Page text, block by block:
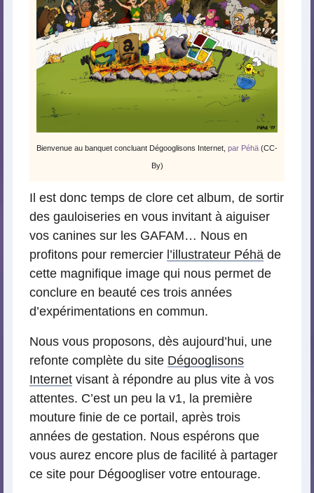
Bienvenue au banquet concluant Dégooglisons Internet, par Péhä (CC-
By)
Il est donc temps de clore cet album, de sortir
des gauloiseries en vous invitant à aiguiser
vos canines sur les GAFAM… Nous en
profitons pour remercier l’illustrateur Péhä de
cette magnifique image qui nous permet de
conclure en beauté ces trois années
d’expérimentations en commun.
Nous vous proposons, dès aujourd’hui, une
refonte complète du site Dégooglisons
Internet visant à répondre au plus vite à vos
attentes. C’est un peu la v1, la première
mouture finie de ce portail, après trois
années de gestation. Nous espérons que
vous aurez encore plus de facilité à partager
ce site pour Dégoogliser votre entourage.